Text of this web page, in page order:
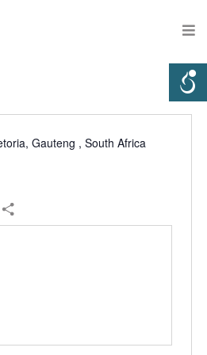
Gauteng , South Africa
LinkedIn